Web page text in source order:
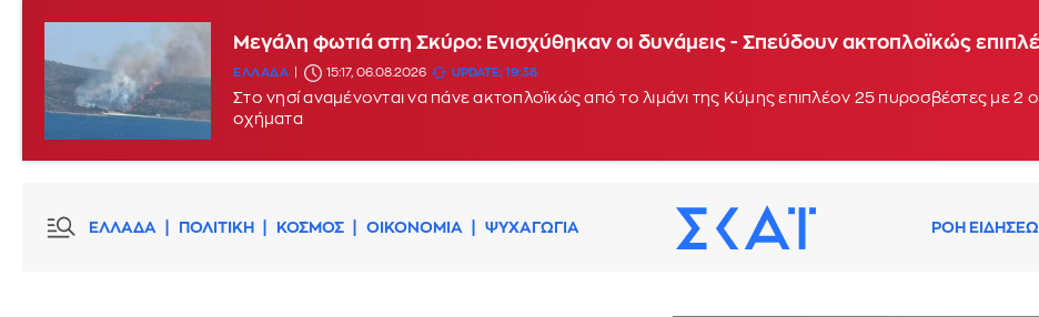
Μεγάλη φωτιά στη Σκύρο: Ενισχύθηκαν οι δυνάμεις - Σπεύδουν ακτοπλοϊκώς
ΕΛΛΑΔΑ 15:17, 06.08.2026 UPDATE: 19:38
Στο νησί αναμένονται να πάνε ακτοπλοϊκώς από το λιμάνι της Κύμης επιπλέον 25 πυροσβέστες με
οχήματα
ΕΛΛΑΔΑ ΠΟΛΙΤΙΚΗ ΚΟΣΜΟΣ ΟΙΚΟΝΟΜΙΑ ΨΥΧΑΓΩΓΙΑ ΡΟΗ